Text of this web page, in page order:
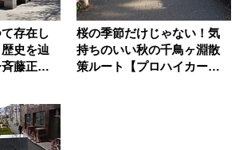
存在し
史を辿
藤正史
桜の季節だけじゃない！気
持ちのいい秋の千鳥ヶ淵散
策ルート【プロハイカー斉